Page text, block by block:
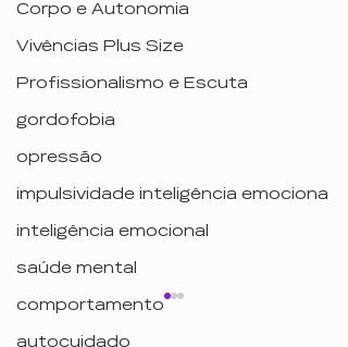
Corpo e Autonomia
Vivências Plus Size
Profissionalismo e Escuta
gordofobia
opressão
impulsividade inteligência emociona
inteligência emocional
saúde mental
comportamento
autocuidado